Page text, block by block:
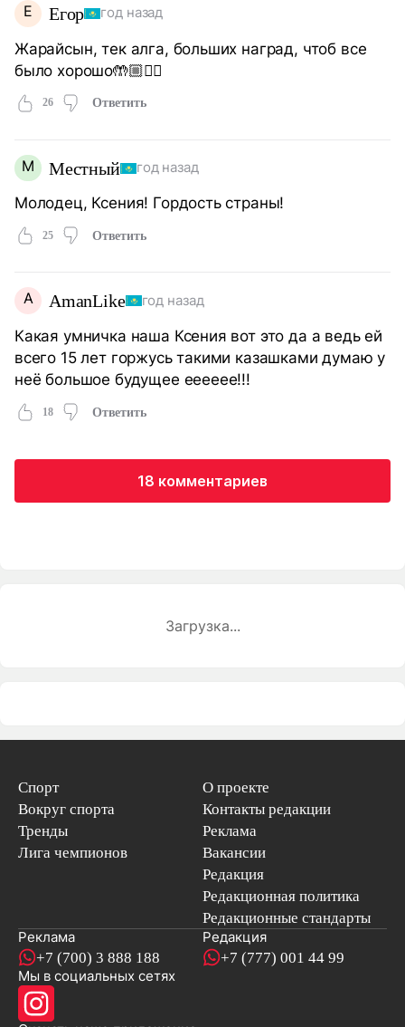
Е Егор год назад
Жарайсын, тек алга, больших наград, чтоб все
было хорошо🤲🏼✊🏼
26 Ответить
М Местный год назад
Молодец, Ксения! Гордость страны!
25 Ответить
A AmanLike год назад
Какая умничка наша Ксения вот это да а ведь ей
всего 15 лет горжусь такими казашками думаю у
неё большое будущее ееееее!!!
18 Ответить
18 комментариев
Загрузка...
Спорт
Вокруг спорта
Тренды
Лига чемпионов
О проекте
Контакты редакции
Реклама
Вакансии
Редакция
Редакционная политика
Редакционные стандарты
Реклама
+7 (700) 3 888 188
Редакция
+7 (777) 001 44 99
Мы в социальных сетях